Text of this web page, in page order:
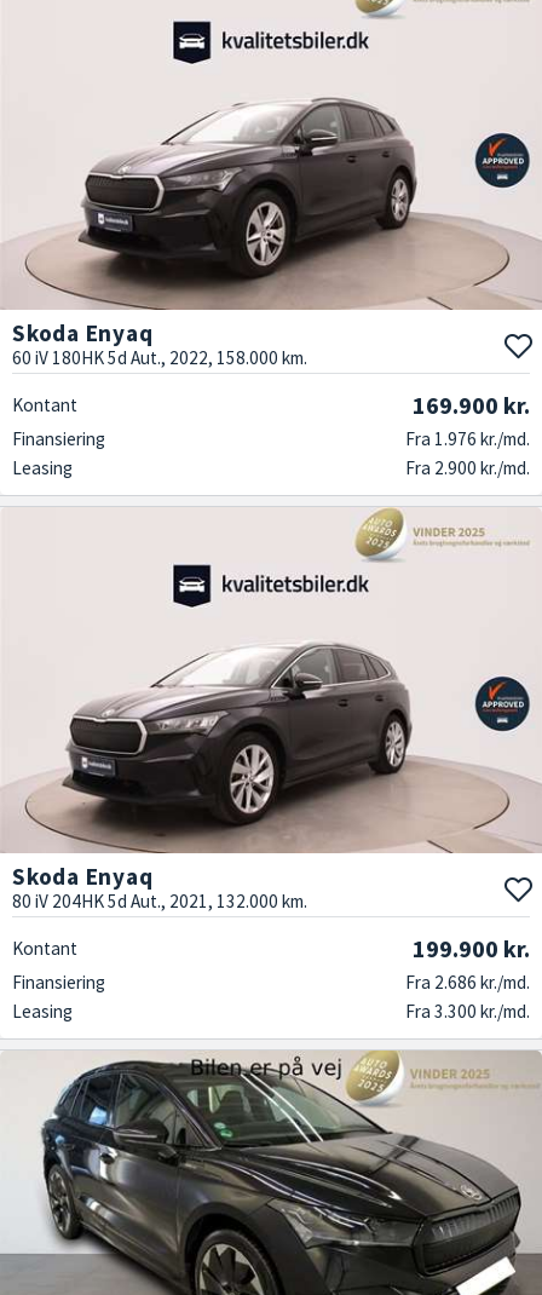
Skoda Enyaq
60 iV 180HK 5d Aut., 2022, 158.000 km.
Kontant 169.900 kr.
Finansiering
Fra 1.976 kr./md.
Leasing
Fra 2.900 kr./md.
Skoda Enyaq
80 iV 204HK 5d Aut., 2021, 132.000 km.
Kontant 199.900 kr.
Finansiering
Fra 2.686 kr./md.
Leasing
Fra 3.300 kr./md.